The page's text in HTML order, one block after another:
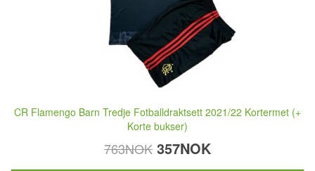
CR Flamengo Barn Tredje Fotballdraktsett 2021/22 Kortermet (+
Korte bukser)
763NOK 357NOK